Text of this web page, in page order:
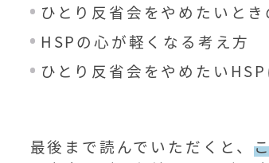
ひとり反省会をやめたいとき
HSPの心が軽くなる考え方
ひとり反省会をやめたい
最後まで読んでいただくと、